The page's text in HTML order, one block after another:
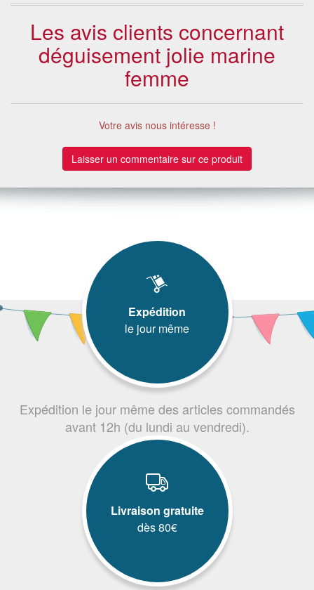
Les avis clients concernant
déguisement jolie marine
femme
Votre avis nous intéresse !
Laisser un commentaire sur ce produit
Expédition
le jour même
Expédition le jour même des articles commandés
avant 12h (du lundi au vendredi).
Livraison gratuite
dès 80€